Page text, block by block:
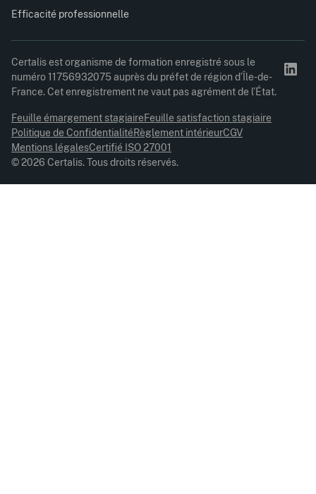
Efficacité professionnelle
Certalis est organisme de formation enregistré sous le
numéro 11756932075 auprès du préfet de région d’Île-de-
France. Cet enregistrement ne vaut pas agrément de l’État.
© 2026 Certalis. Tous droits réservés.
Feuille émargement stagiaireFeuille satisfaction stagiaire
Politique de ConfidentialitéRèglement intérieurCGV
Mentions légalesCertifié ISO 27001